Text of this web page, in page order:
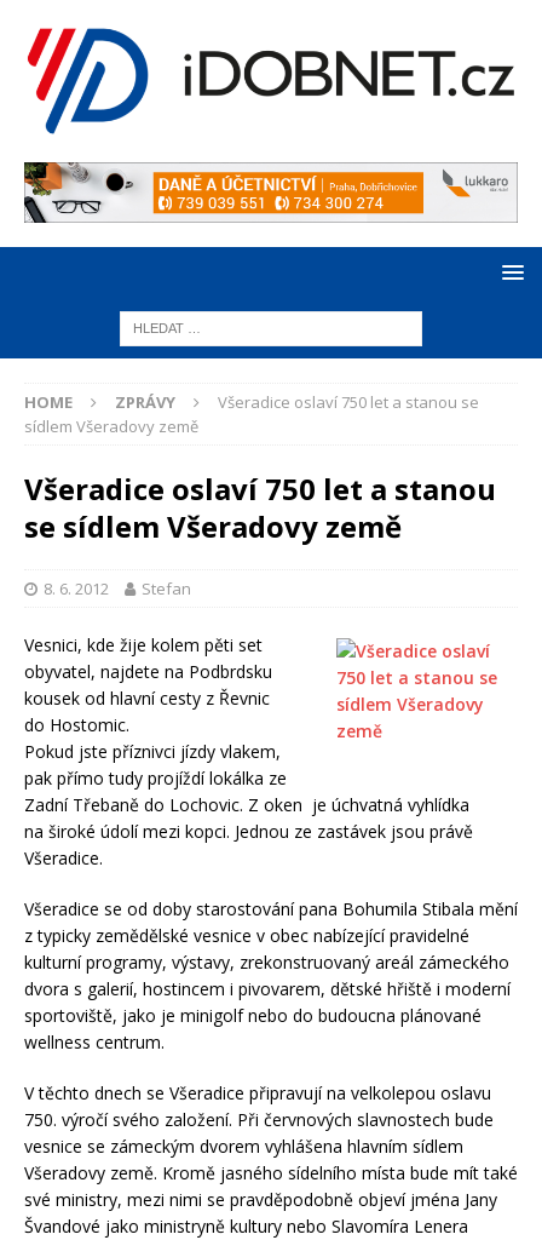
HOME ZPRÁVY
Všeradice oslaví 750 let a stanou se
sídlem Všeradovy země
Všeradice oslaví 750 let a stanou
se sídlem Všeradovy země
8. 6. 2012 Stefan
Vesnici, kde žije kolem pěti set
obyvatel, najdete na Podbrdsku
kousek od hlavní cesty z Řevnic
do Hostomic.
Pokud jste příznivci jízdy vlakem,
pak přímo tudy projíždí lokálka ze
Zadní Třebaně do Lochovic. Z oken je úchvatná vyhlídka
na široké údolí mezi kopci. Jednou ze zastávek jsou právě
Všeradice.
Všeradice se od doby starostování pana Bohumila Stibala mění
z typicky zemědělské vesnice v obec nabízející pravidelné
kulturní programy, výstavy, zrekonstruovaný areál zámeckého
dvora s galerií, hostincem i pivovarem, dětské hřiště i moderní
sportoviště, jako je minigolf nebo do budoucna plánované
wellness centrum.
V těchto dnech se Všeradice připravují na velkolepou oslavu
750. výročí svého založení. Při červnových slavnostech bude
vesnice se zámeckým dvorem vyhlášena hlavním sídlem
Všeradovy země. Kromě jasného sídelního místa bude mít také
své ministry, mezi nimi se pravděpodobně objeví jména Jany
Švandové jako ministryně kultury nebo Slavomíra Lenera